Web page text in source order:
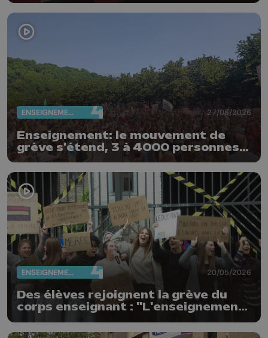
ENSEIGNEMENT 27/05/2026
Enseignement: le mouvement de
grève s'étend, 3 à 4000 personnes
rassemblées ce matin à Liège
ENSEIGNEMENT 20/05/2026
Des élèves rejoignent la grève du
corps enseignant : "L'enseignement